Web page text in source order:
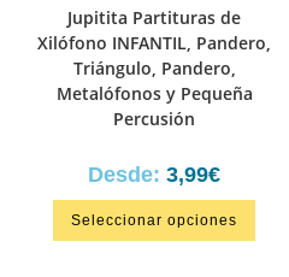
Jupitita Partituras de
Xilófono INFANTIL, Pandero,
Triángulo, Pandero,
Metalófonos y Pequeña
Percusión
Desde: 3,99€
Seleccionar opciones